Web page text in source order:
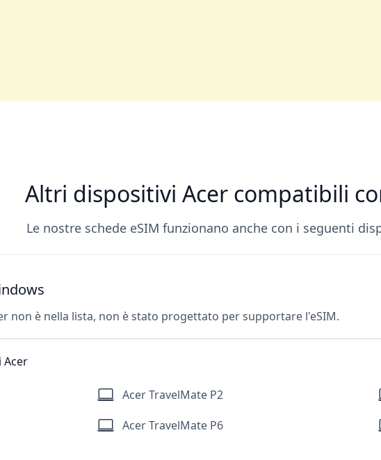
Altri dispositivi Acer compatibili
Le nostre schede eSIM funzionano anche con i seguenti
non è nella lista, non è stato progettato per supportare l'eSIM.
Acer
Acer TravelMate P2
Acer TravelMate P6